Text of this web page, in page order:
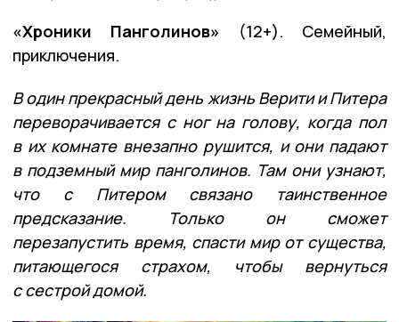
«Хроники Панголинов» (12+). Семейный,
приключения.
В один прекрасный день жизнь Верити и Питера
переворачивается с ног на голову, когда пол
в их комнате внезапно рушится, и они падают
в подземный мир панголинов. Там они узнают,
что с Питером связано таинственное
предсказание. Только он сможет
перезапустить время, спасти мир от существа,
питающегося страхом, чтобы вернуться
с сестрой домой.